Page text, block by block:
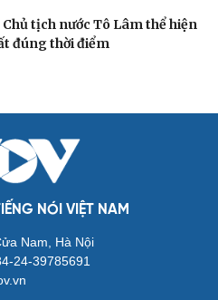
Cửa sổ tình yêu
Kể chuyện cho bé
tịch nước Tô Lâm thể hiện
đúng thời điểm
NÓI VIỆT NAM
Nam, Hà Nội
24-39785691